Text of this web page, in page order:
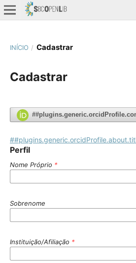
INÍCIO / Cadastrar
Cadastrar
Perfil
Nome Próprio *
Sobrenome
Instituição/Afiliação *